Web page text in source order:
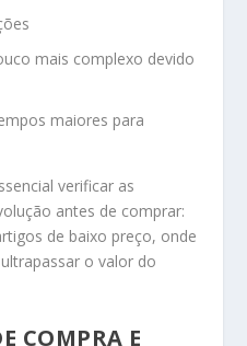
mais complexo devido
maiores para
verificar as
antes de comprar:
de baixo preço, onde
o valor do
COMPRA E